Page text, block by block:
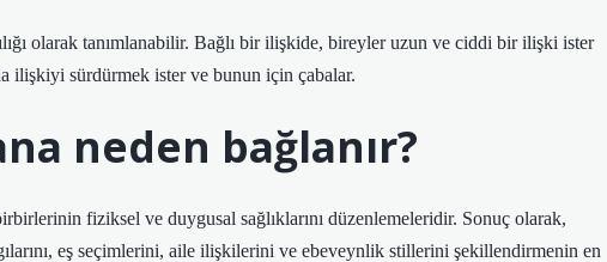
olarak tanımlanabilir. Bağlı bir ilişkide, bireyler uzun ve ciddi bir ilişki ister
ilişkiyi sürdürmek ister ve bunun için çabalar.
neden bağlanır?
fiziksel ve duygusal sağlıklarını düzenlemeleridir. Sonuç olarak,
eş seçimlerini, aile ilişkilerini ve ebeveynlik stillerini şekillendirmenin en